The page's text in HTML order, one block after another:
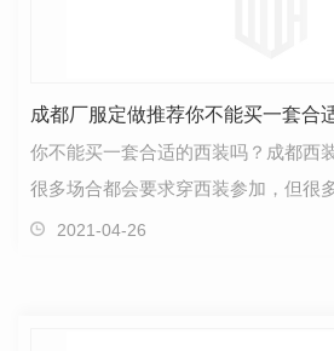
你不能买一套合适的西装吗？成都西
很多场合都会要求穿西装参加，但很
装。他们只在关键时刻需要它，就像
2021-04-26